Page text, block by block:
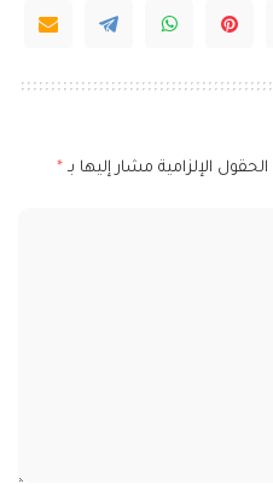
الحقول الإلزامية مشار إليها بـ *